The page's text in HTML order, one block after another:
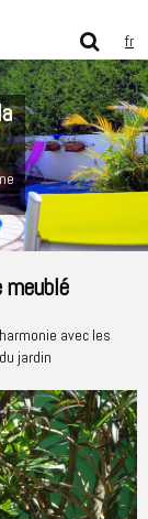
fr
meublé
avec les
jardin